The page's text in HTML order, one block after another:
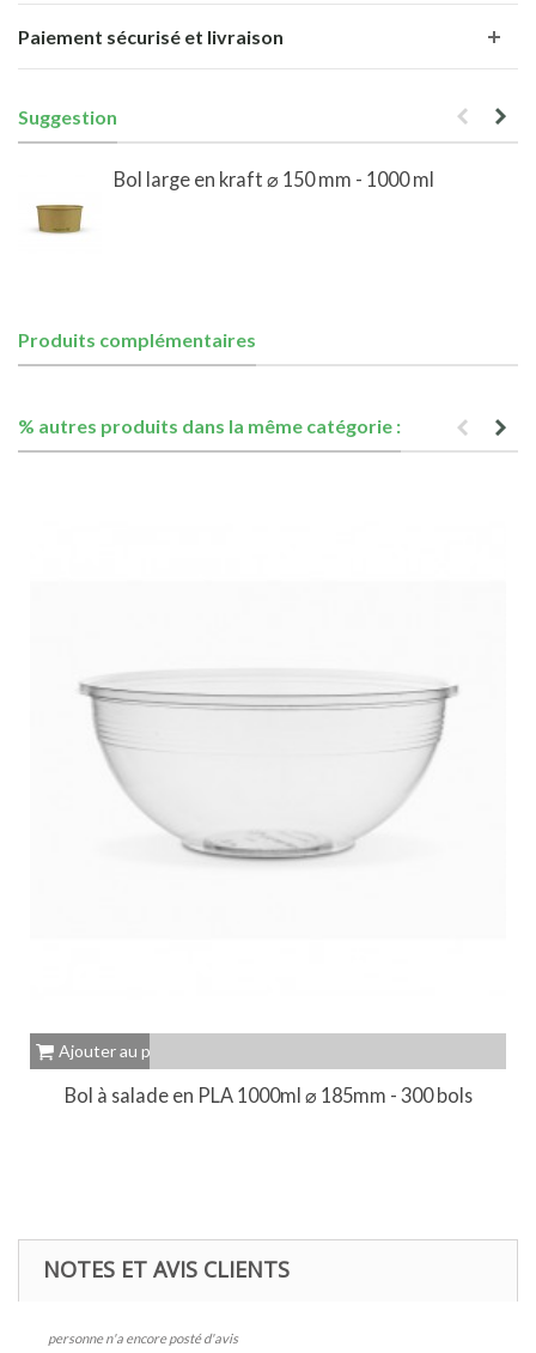
Paiement sécurisé et livraison
Suggestion
Bol large en kraft ⌀ 150 mm - 1000 ml
Produits complémentaires
% autres produits dans la même catégorie :
Ajouter au panier
Bol à salade en PLA 1000ml ⌀ 185mm - 300 bols
NOTES ET AVIS CLIENTS
personne n'a encore posté d'avis